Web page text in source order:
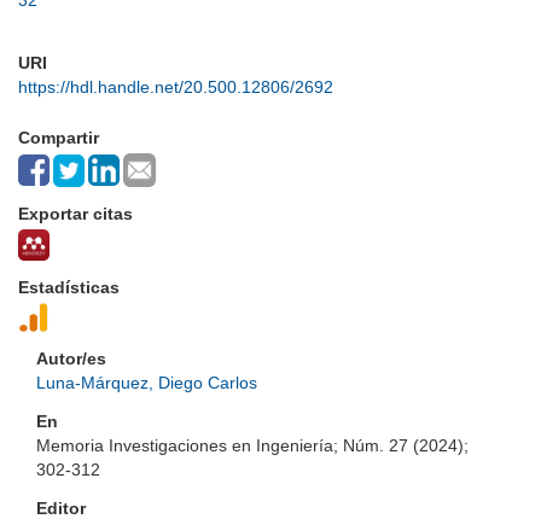
URI
https://hdl.handle.net/20.500.12806/2692
Compartir
Exportar citas
Estadísticas
Autor/es
Luna-Márquez, Diego Carlos
En
Memoria Investigaciones en Ingeniería; Núm. 27 (2024);
302-312
Editor